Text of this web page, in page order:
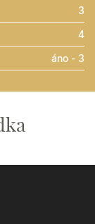
3
4
áno - 3